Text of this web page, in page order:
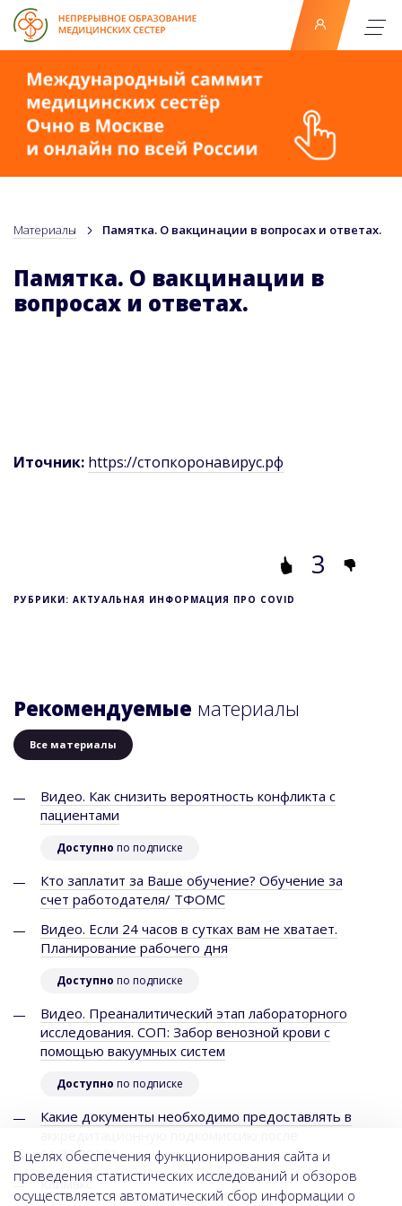
В целях обеспечения функционирования сайта и
проведения статистических исследований и обзоров
осуществляется автоматический сбор информации о
Материалы Памятка. О вакцинации в вопросах и ответах.
Памятка. О вакцинации в
вопросах и ответах.
Иточник: https://стопкоронавирус.рф
3
РУБРИКИ: АКТУАЛЬНАЯ ИНФОРМАЦИЯ ПРО COVID
Рекомендуемые материалы
Все материалы
Видео. Как снизить вероятность конфликта с
пациентами
Доступно по подписке
Кто заплатит за Ваше обучение? Обучение за
счет работодателя/ ТФОМС
Видео. Если 24 часов в сутках вам не хватает.
Планирование рабочего дня
Доступно по подписке
Видео. Преаналитический этап лабораторного
исследования. СОП: Забор венозной крови с
помощью вакуумных систем
Доступно по подписке
Какие документы необходимо предоставлять в
01.03.2022?
Климакс